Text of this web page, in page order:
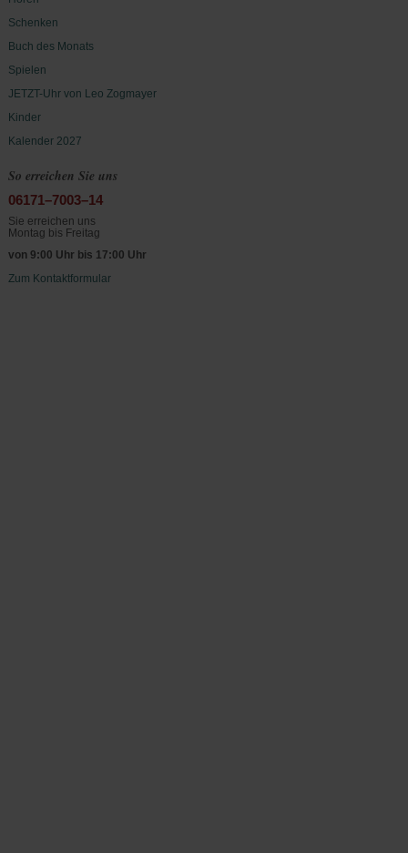
Schenken
Buch des Monats
Spielen
JETZT-Uhr von Leo Zogmayer
Kinder
Kalender 2027
So erreichen Sie uns
06171–7003–14
Sie erreichen uns
Montag bis Freitag
von 9:00 Uhr bis 17:00 Uhr
Zum Kontaktformular